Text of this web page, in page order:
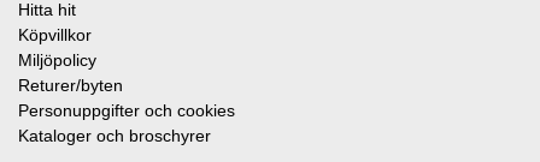
Hitta hit
Köpvillkor
Miljöpolicy
Returer/byten
Personuppgifter och cookies
Kataloger och broschyrer